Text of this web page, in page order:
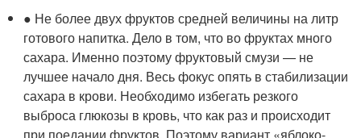
● Не более двух фруктов средней величины на литр
готового напитка. Дело в том, что во фруктах много
сахара. Именно поэтому фруктовый смузи — не
лучшее начало дня. Весь фокус опять в стабилизации
сахара в крови. Необходимо избегать резкого
выброса глюкозы в кровь, что как раз и происходит